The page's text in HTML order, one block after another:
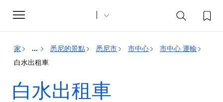
Toggle
navigation
家 ... 悉尼的景點 悉尼市 市中心
市中心 運輸
白水出租車
白水出租車